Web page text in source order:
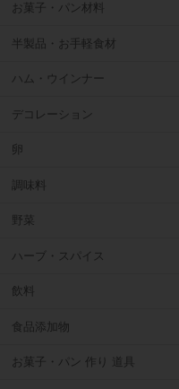
お菓子・パン材料
半製品・お手軽食材
ハム・ウインナー
デコレーション
卵
調味料
野菜
ハーブ・スパイス
飲料
食品添加物
お菓子・パン 作り 道具